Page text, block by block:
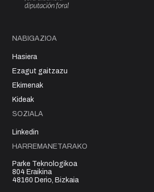
NABIGAZIOA
Hasiera
Ezagut gaitzazu
Ekimenak
Kideak
SOZIALA
Linkedin
HARREMANETARAKO
Parke Teknologikoa
804 Eraikina
48160 Derio, Bizkaia